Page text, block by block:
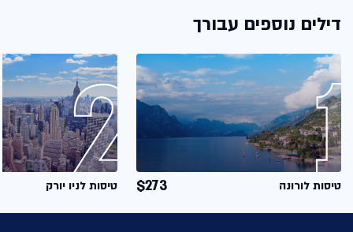
דילים נוספים עבורך
טיסות לורונה $273 טיסות לניו יורק